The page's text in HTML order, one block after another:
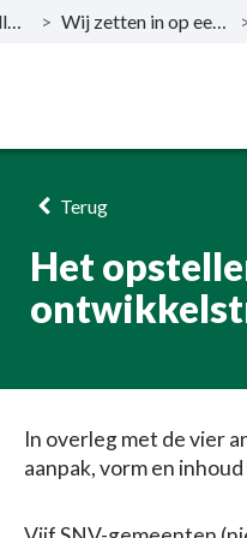
Wat willen wij bereiken? > Wij zetten in op een sterkere locale economie
Terug
Het
In overleg met de vier
aanpak, vorm en